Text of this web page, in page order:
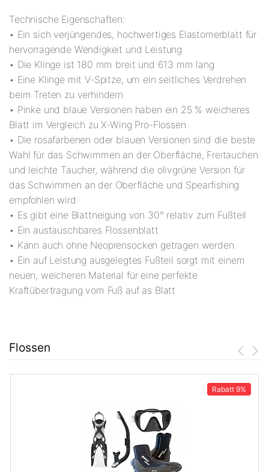
Technische Eigenschaften:
• Ein sich verjüngendes, hochwertiges Elastomerblatt für
hervorragende Wendigkeit und Leistung
• Die Klinge ist 180 mm breit und 613 mm lang
• Eine Klinge mit V-Spitze, um ein seitliches Verdrehen
beim Treten zu verhindern
• Pinke und blaue Versionen haben ein 25 % weicheres
Blatt im Vergleich zu X-Wing Pro-Flossen
• Die rosafarbenen oder blauen Versionen sind die beste
Wahl für das Schwimmen an der Oberfläche, Freitauchen
und leichte Taucher, während die olivgrüne Version für
das Schwimmen an der Oberfläche und Spearfishing
empfohlen wird
• Es gibt eine Blattneigung von 30° relativ zum Fußteil
• Ein austauschbares Flossenblatt
• Kann auch ohne Neoprensocken getragen werden
• Ein auf Leistung ausgelegtes Fußteil sorgt mit einem
neuen, weicheren Material für eine perfekte
Kraftübertragung vom Fuß auf as Blatt
Flossen
Rabatt 9%